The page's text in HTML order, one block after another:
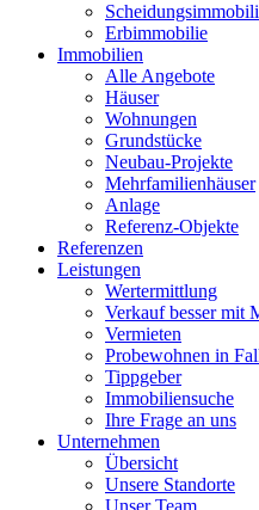
Erbimmobilie
Immobilien
Alle Angebote
Häuser
Wohnungen
Grundstücke
Neubau-Projekte
Mehrfamilienhäuser
Anlage
Referenz-Objekte
Referenzen
Leistungen
Wertermittlung
Verkauf besser mit
Vermieten
Probewohnen in
Tippgeber
Immobiliensuche
Ihre Frage an uns
Unternehmen
Übersicht
Unsere Standorte
Unser Team